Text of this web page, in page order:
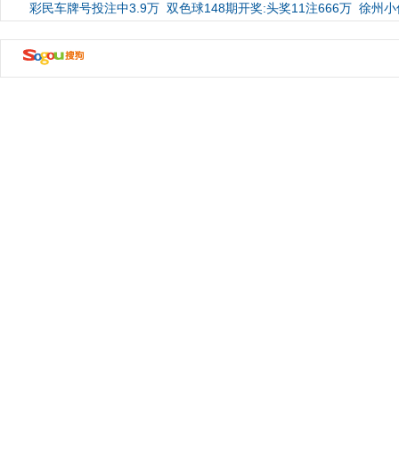
彩民车牌号投注中3.9万 双色球148期开奖:头奖11注666万 徐州